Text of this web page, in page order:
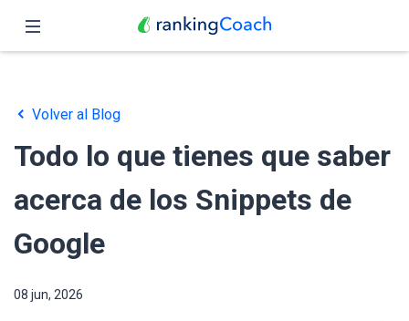
Funciones
Precio
Revendedores
Blog
Español
Volver al Blog
Todo lo que tienes que saber
acerca de los Snippets de
Google
08 jun, 2026